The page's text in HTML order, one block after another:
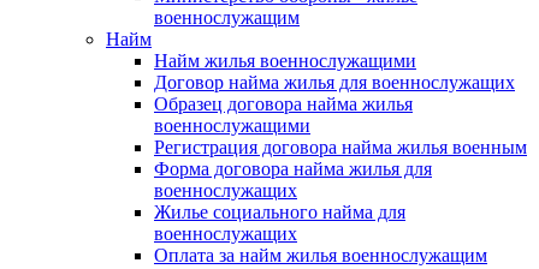
военнослужащим
Найм
Найм жилья военнослужащими
Договор найма жилья для военнослужащих
Образец договора найма жилья
военнослужащими
Регистрация договора найма жилья военным
Форма договора найма жилья для
военнослужащих
Жилье социального найма для
военнослужащих
Оплата за найм жилья военнослужащим